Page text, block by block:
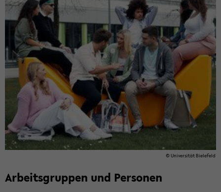
© Uni­ver­si­tät Bie­le­feld
Ar­beits­grup­pen und Per­so­nen